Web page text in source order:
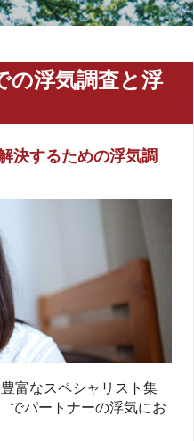
の浮気調査と浮
決するための浮気調
富なスペシャリスト集
でパートナーの浮気にお